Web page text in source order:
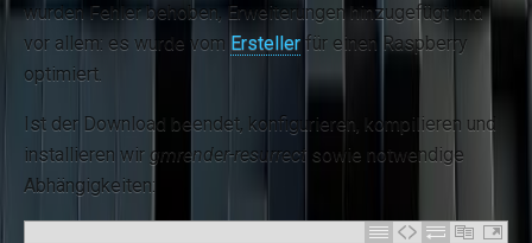
wurden Fehler behoben, Erweiterungen hinzugefügt und
vor allem: es wurde vom Ersteller für einen Raspberry
optimiert.
Ist der Download beendet, konfigurieren, kompilieren und
installieren wir gmrender-resurrect sowie notwendige
Abhängigkeiten: